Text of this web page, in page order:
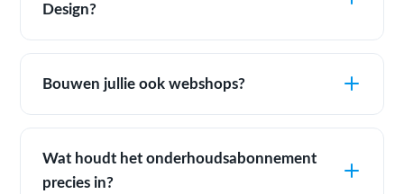
Design?
Bouwen jullie ook webshops?
Wat houdt het onderhoudsabonnement
precies in?